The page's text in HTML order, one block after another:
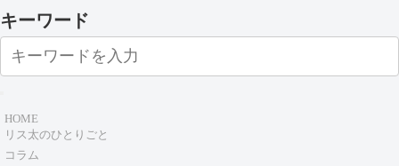
キーワード
HOME
リス太のひとりごと
コラム